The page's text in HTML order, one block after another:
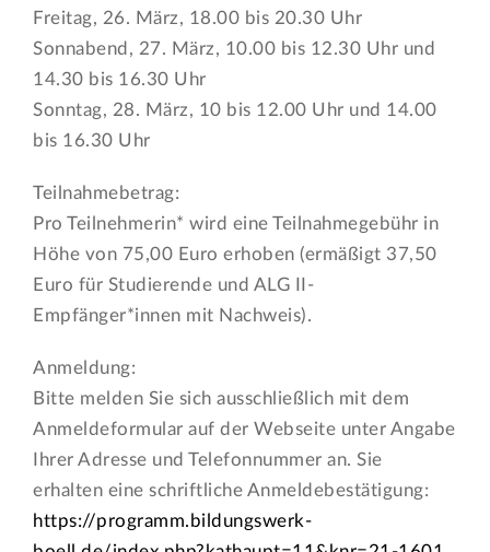
Freitag, 26. März, 18.00 bis 20.30 Uhr
Sonnabend, 27. März, 10.00 bis 12.30 Uhr und
14.30 bis 16.30 Uhr
Sonntag, 28. März, 10 bis 12.00 Uhr und 14.00
bis 16.30 Uhr
Teilnahmebetrag:
Pro Teilnehmerin* wird eine Teilnahmegebühr in
Höhe von 75,00 Euro erhoben (ermäßigt 37,50
Euro für Studierende und ALG II-
Empfänger*innen mit Nachweis).
Anmeldung:
Bitte melden Sie sich ausschließlich mit dem
Anmeldeformular auf der Webseite unter Angabe
Ihrer Adresse und Telefonnummer an. Sie
erhalten eine schriftliche Anmeldebestätigung:
https://programm.bildungswerk-